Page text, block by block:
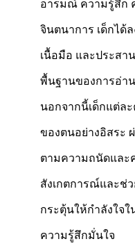
อารมณ์ ความรู้สึก
จินตนาการ เด็กได้
เนื้อมือ และประสา
พื้นฐานของการอ่า
นอกจากนี้เด็กแต่ล
ของตนอย่างอิสระ
ตามความถนัดและ
สังเกตการณ์และช่ว
กระตุ้นให้กำลังใจใ
ความรู้สึกมั่นใจ